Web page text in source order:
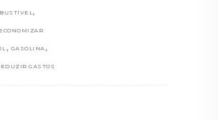
,
ECONOMIZAR
, GASOLINA ,
GASTOS